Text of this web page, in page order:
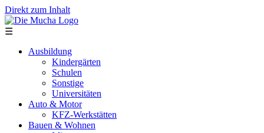
Direkt zum Inhalt
☰
Ausbildung
Kindergärten
Schulen
Sonstige
Universitäten
Auto & Motor
KFZ-Werkstätten
Bauen & Wohnen